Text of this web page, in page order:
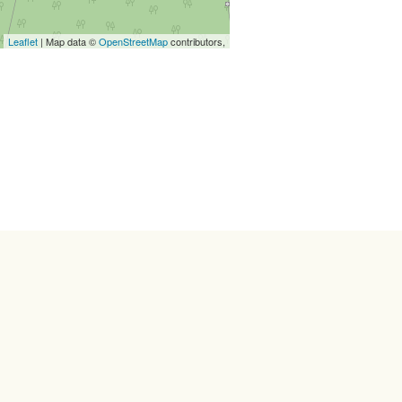
Leaflet | Map data ©OpenStreetMapcontributors,